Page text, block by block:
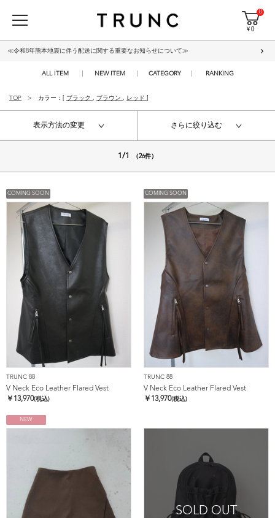
0
¥ 0
≪令和8年熊本地震に伴う配送に関する重要なお知らせについて≫
ALL ITEM NEW ITEM CATEGORY RANKING
TOP カラー：[ ブラック , ブラウン , レッド
表示方法の変更 さらに絞り込む
1/1 （26件）
COMING SOON
TRUNC 88
V Neck Eco Leather Flared Vest
￥ 13,970(税込)
COMING SOON
TRUNC 88
V Neck Eco Leather Flared Vest
￥ 13,970(税込)
NEW
SOLD OUT